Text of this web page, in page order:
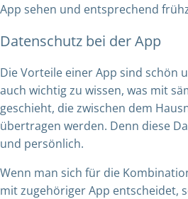
App sehen und entsprechend
Datenschutz bei der App
Die Vorteile einer App sind schön
auch wichtig zu wissen, was mit
geschieht, die zwischen dem
übertragen werden. Denn diese
und persönlich.
Wenn man sich für die
mit zugehöriger App entscheidet,